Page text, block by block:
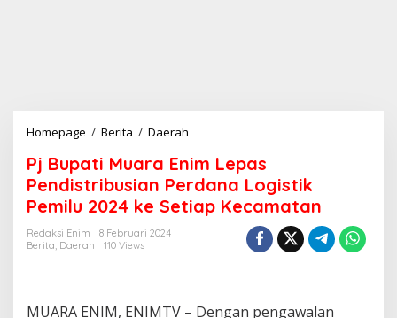
Homepage / Berita / Daerah
B
u
p
a
Pj Bupati Muara Enim Lepas
Pendistribusian Perdana Logistik
Pemilu 2024 ke Setiap Kecamatan
Redaksi Enim
8 Februari 2024
Berita, Daerah 110 Views
MUARA ENIM, ENIMTV – Dengan pengawalan